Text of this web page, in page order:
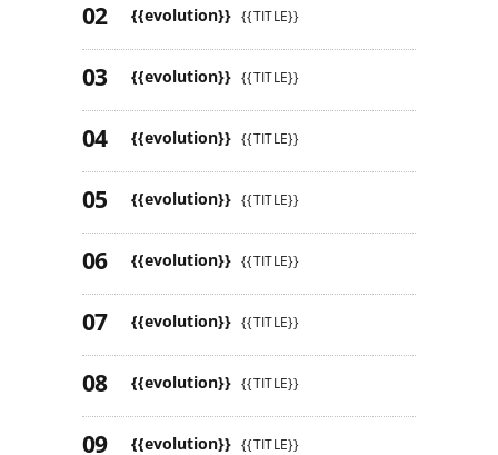
{{evolution}} {{TITLE}}
{{evolution}} {{TITLE}}
{{evolution}} {{TITLE}}
{{evolution}} {{TITLE}}
{{evolution}} {{TITLE}}
{{evolution}} {{TITLE}}
{{evolution}} {{TITLE}}
{{evolution}} {{TITLE}}